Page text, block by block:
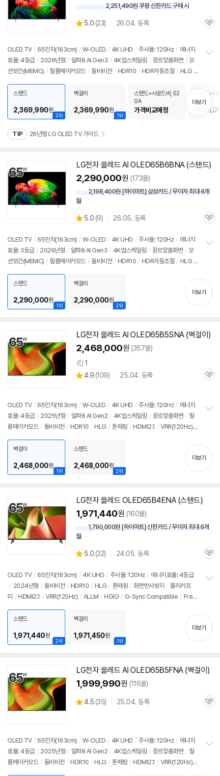
할
2,251,490원 쿠팡 신한카드 구매 시
별
5.0 (상
23) 26.04. 등록
관
OLED TV / 65인치 (163cm) / W-OLED / 4K UHD / 주사율: 120Hz / 에너지
효율: 4등급 / 2026년형 / 알파8 AI Gen3 / 4K업스케일링 / 장르맞춤화면 / 모
션보간(MEMC) / 필름메이커모드 / 돌비비전 / HDR10 / HDR자동조절 / HLG /
c Compatible
FreeSync / 게임모드 HDMI(전체): 4개 /
출시가:
치
기
2위
스탠드
2,369,990원
1위
벽걸이
2,369,990원
스탠드+사운드바, S2
0A
가격비교예정
벽걸이+사
0A
가격비교
더보기
TIP 26년형 LG OLED TV 가이드
LG전자올레드 AI OLED65B6BNA (스탠드)
2,290,000원 (173몰)
2,198,400원 [하이마트] 삼성카드 / 무이자 최대 6개
월
별
5.0 (상
리
뷰
9) 26.05. 등록
관
OLED TV / 65인치 (163cm) / W-OLED / 4K UHD / 주사율: 120Hz / 에너지
효율: 3등급 / 2026년형 / 알파8 AI Gen3 / 4K업스케일링 / 장르맞춤화면 / 모
션보간(MEMC) / 필름메이커모드 / 돌비비전 / HDR10 / HDR자동조절 / HLG /
Compatible
게임모드
출시가:
기
1위
스탠드
2,290,000원
2위
벽걸이
2,290,000원
더보기
LG전자올레드 AI OLED65B5SNA (벽걸이)
2,468,000원 (357몰)
상
품
1
별
4.9 (상
뷰
109) 25.04. 등록
관
OLED TV / 65인치 (163cm) / W-OLED / 4K UHD / 주사율: 120Hz / 에너지
효율: 4등급 / 2025년형 / 알파8 AI Gen2 / 4K업스케일링 / 장르맞춤화면 / 필
름메이커모드 / 돌비비전 / HDR10 / HLG / 톤매핑 / HDMI2.1 / VRR(120Hz)
HDMI(전체): 4개 출시가: 3,990,000원
기
1위
벽걸이
2,468,000원
2위
스탠드
2,468,000원
더보기
LG전자올레드 OLED65B4ENA (스탠드)
1,971,440원 (160몰)
1,790,000원 [하이마트] 신한카드 / 무이자 최대 6개
월
별
5.0 (상
리
뷰
32) 24.05. 등록
관
OLED TV / 65인치 (163cm) / 4K UHD / 주사율: 120Hz / 에너지효율: 4등급
/ 2024년형 / 돌비비전 / HDR10 / HLG / 톤매핑 / 화면반사방지 / 플리커프
리 / HDMI2.1 / VRR(120Hz) / ALLM / HGIG / G-Sync Compatible / Free
기
2위
스탠드
1,971,440원
1위
벽걸이
1,971,450원
더보기
LG전자올레드 AI OLED65B5FNA (벽걸이)
1,999,990원 (116몰)
별
4.5 (상
35) 25.04. 등록
관
OLED TV / 65인치 (163cm) / W-OLED / 4K UHD / 주사율: 120Hz / 에너지
효율: 4등급 / 2025년형 / 알파8 AI Gen2 / 4K업스케일링 / 장르맞춤화면 / 필
름메이커모드 / 돌비비전 / HDR10 / HLG / 톤매핑 / HDMI2.1 / VRR(120Hz)